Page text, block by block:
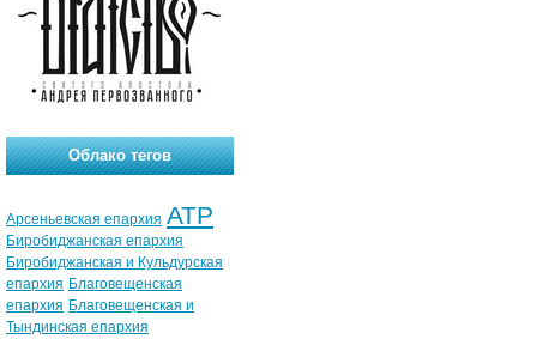
Облако тегов
Арсеньевская епархия АТР
Биробиджанская епархия
Биробиджанская и Кульдурская
епархия Благовещенская
епархия Благовещенская и
Тындинская епархия